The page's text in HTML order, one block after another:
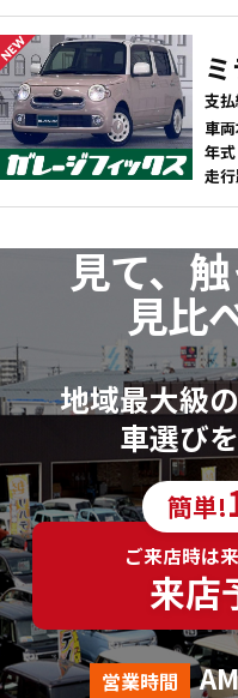
支
車
年式
走
見て、
見比
地域最大級
車選び
簡単!
ご来店時は
来店
営業時間